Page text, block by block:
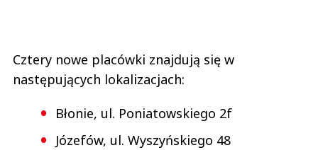
Cztery nowe placówki znajdują się w
następujących lokalizacjach:
Błonie, ul. Poniatowskiego 2f
Józefów, ul. Wyszyńskiego 48